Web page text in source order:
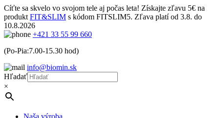
Cíťte sa skvelo vo svojom tele aj počas leta! Získajte zľavu 5€ na
produkt FIT&SLIM s kódom FITSLIM5. Zľava platí od 3.8. do
10.8.2026
+421 33 55 99 660
(Po-Pia:7.00-15.30 hod)
info@biomin.sk
Hľadať
×
Naša výroba